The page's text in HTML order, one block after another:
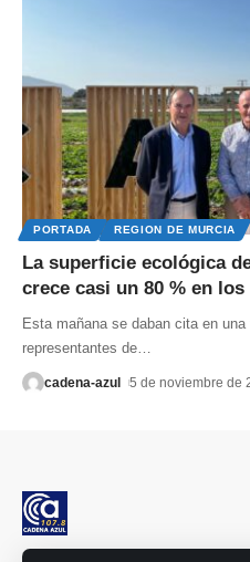
PORTADA REGION DE MURCIA
La superficie ecológica
crece casi un 80 % en
Esta mañana se daban cita en
representantes de
cadena-azul 5 de noviembre de